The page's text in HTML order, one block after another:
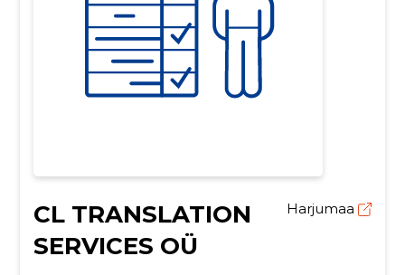
CL TRANSLATION
SERVICES OÜ
Harjumaa